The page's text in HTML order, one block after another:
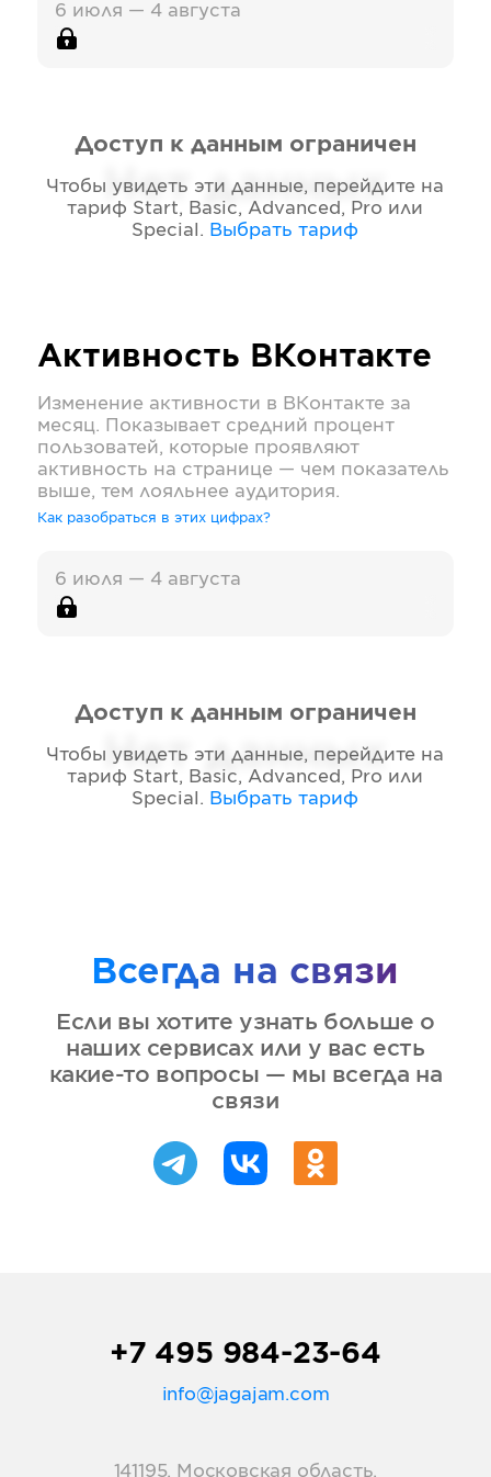
6 июля — 4 августа
Нет данных
Доступ к данным ограничен
Чтобы увидеть эти данные, перейдите на
тариф Start, Basic, Advanced, Pro или
Special . Выбрать тариф
Активность ВКонтакте
Изменение активности в ВКонтакте за
месяц. Показывает средний процент
пользоватей, которые проявляют
активность на странице — чем показатель
выше, тем лояльнее аудитория.
Как разобраться в этих цифрах?
6 июля — 4 августа
Нет данных
Доступ к данным ограничен
Чтобы увидеть эти данные, перейдите на
тариф Start, Basic, Advanced, Pro или
Special . Выбрать тариф
Всегда на связи
Если вы хотите узнать больше о
наших сервисах или у вас есть
какие-то вопросы — мы всегда на
связи
+7 495 984-23-64
info@jagajam.com
141195, Московская область,